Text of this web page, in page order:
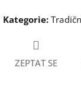
Kategorie:
ZEPTAT SE